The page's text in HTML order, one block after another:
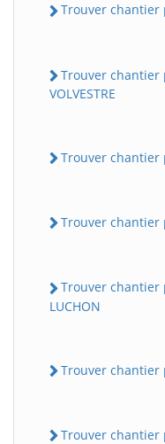
Trouver chantier
Trouver chantier
VOLVESTRE
Trouver chantier
Trouver chantier
Trouver chantier
LUCHON
Trouver chantier
Trouver chantier